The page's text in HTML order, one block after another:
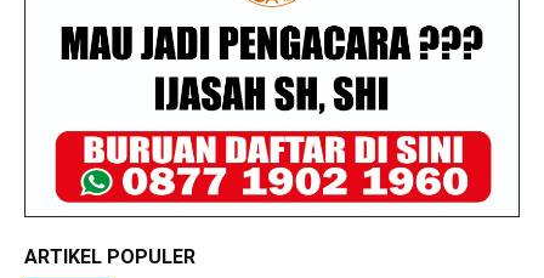
ARTIKEL POPULER